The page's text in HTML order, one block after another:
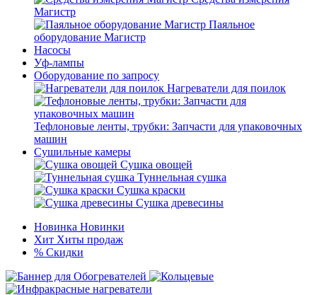
Магистр
Паяльное
оборудование Магистр
Насосы
Уф-лампы
Оборудование по запросу
Нагреватели для поилок
Тефлоновые ленты, трубки: Запчасти для упаковочных
машин
Сушильные камеры
Сушка овощей
Туннельная сушка
Сушка краски
Сушка древесины
Новинка Новинки
Хит Хиты продаж
% Скидки